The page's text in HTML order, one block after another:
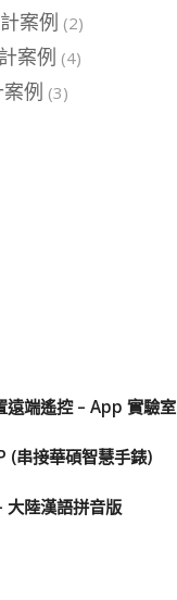
案例 (2)
案例 (4)
例 (3)
端遙控 – App 實驗室
(串接華碩智慧手錶)
大陸漢語拼音版